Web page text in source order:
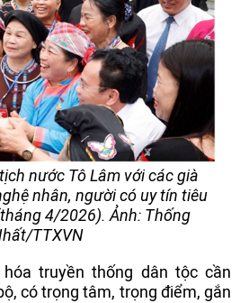
nước Tô Lâm với các già
nhân, người có uy tín tiêu
4/2026). Ảnh: Thống
TTXVN
truyền thống dân tộc cần
có trọng tâm, trọng điểm, gắn